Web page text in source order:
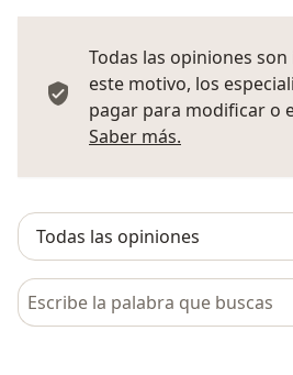
Todas las opiniones
este motivo, los
pagar para modificar o
Saber más.
Busca en opiniones